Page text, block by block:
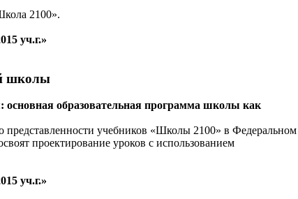
2100».
уч.г.»
школы
основная образовательная программа школы как
представленности учебников «Школы 2100» в Федеральном
проектирование уроков с использованием
уч.г.»